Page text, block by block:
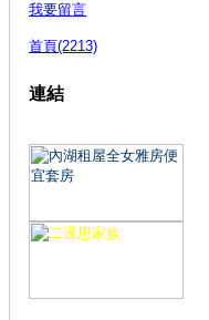
我要留言
首頁(2213)
連結